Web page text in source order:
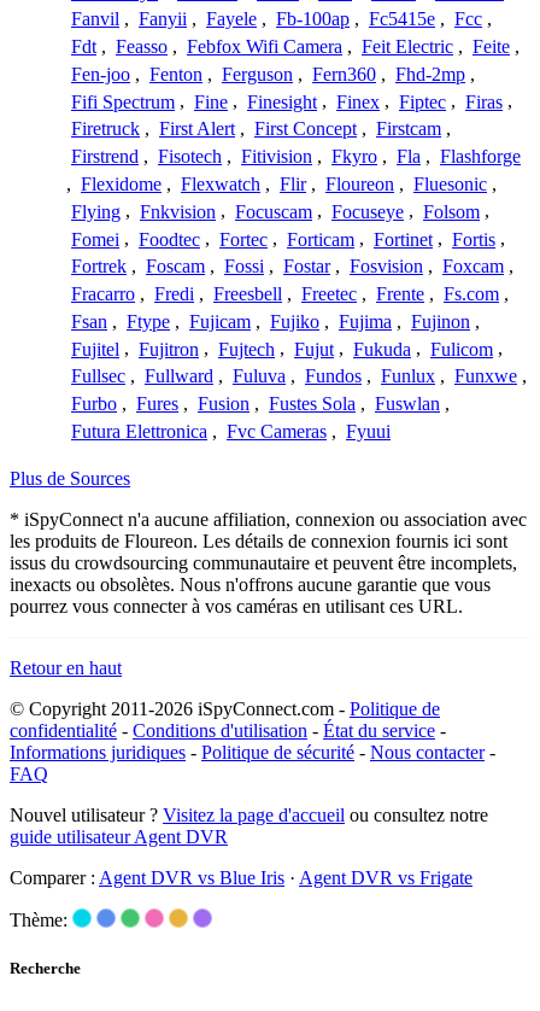
Fanvil , Fanyii , Fayele , Fb-100ap , Fc5415e , Fcc ,
Fdt , Feasso , Febfox Wifi Camera , Feit Electric , Feite ,
Fen-joo , Fenton , Ferguson , Fern360 , Fhd-2mp ,
Fifi Spectrum , Fine , Finesight , Finex , Fiptec , Firas ,
Firetruck , First Alert , First Concept , Firstcam ,
Firstrend , Fisotech , Fitivision , Fkyro , Fla , Flashforge
, Flexidome , Flexwatch , Flir , Floureon , Fluesonic ,
Flying , Fnkvision , Focuscam , Focuseye , Folsom ,
Fomei , Foodtec , Fortec , Forticam , Fortinet , Fortis ,
Fortrek , Foscam , Fossi , Fostar , Fosvision , Foxcam ,
Fracarro , Fredi , Freesbell , Freetec , Frente , Fs.com ,
Fsan , Ftype , Fujicam , Fujiko , Fujima , Fujinon ,
Fujitel , Fujitron , Fujtech , Fujut , Fukuda , Fulicom ,
Fullsec , Fullward , Fuluva , Fundos , Funlux , Funxwe ,
Furbo , Fures , Fusion , Fustes Sola , Fuswlan ,
Futura Elettronica , Fvc Cameras , Fyuui
Plus de Sources
* iSpyConnect n'a aucune affiliation, connexion ou association avec
les produits de Floureon. Les détails de connexion fournis ici sont
issus du crowdsourcing communautaire et peuvent être incomplets,
inexacts ou obsolètes. Nous n'offrons aucune garantie que vous
pourrez vous connecter à vos caméras en utilisant ces URL.
Retour en haut
© Copyright 2011-2026 iSpyConnect.com - Politique de
confidentialité - Conditions d'utilisation - État du service -
Informations juridiques - Politique de sécurité - Nous contacter-
FAQ
Nouvel utilisateur ? Visitez la page d'accueil ou consultez notre
guide utilisateur Agent DVR
Comparer : Agent DVR vs Blue Iris · Agent DVR vs Frigate
Thème:
Recherche